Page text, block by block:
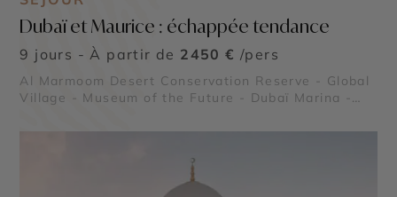
Dubaï et Maurice : échappée tendance
9 jours - À partir de 2450 € /pers
Al Marmoom Desert Conservation Reserve - Global
Village - Museum of the Future - Dubaï Marina -
Abra ride - Al Fahidi Historical District - Dubai
Dubaï Mall & Fontaine de Dubaï - Wadi Ghalilah - Al
Zorah Nature Reserve - Mleiha Archaeological